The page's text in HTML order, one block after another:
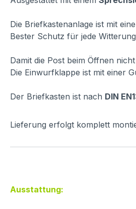
Die Briefkastenanlage ist mit
Bester Schutz für jede
Damit die Post beim Öffnen
Die Einwurfklappe ist mit einer
Der Briefkasten ist nach DIN
Lieferung erfolgt komplett
Ausstattung: